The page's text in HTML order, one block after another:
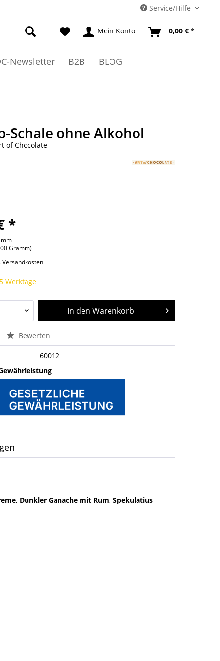
Service/Hilfe
Mein Konto 0,00 € *
Newsletter B2B BLOG
Schale ohne Alkohol
of Chocolate
*
Gramm)
Versandkosten
Werktage
In den Warenkorb
Bewerten
60012
Dunkler Ganache mit Rum, Spekulatius